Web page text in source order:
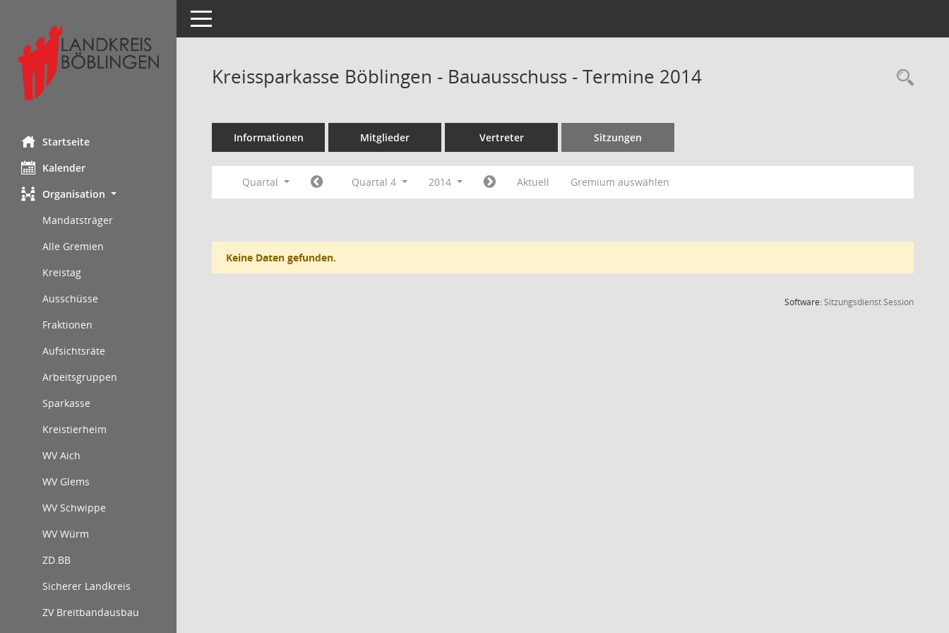
Startseite
Kalender
Organisation
Mandatsträger
Alle Gremien
Kreistag
Ausschüsse
Fraktionen
Aufsichtsräte
Arbeitsgruppen
Sparkasse
Kreistierheim
WV Aich
WV Glems
WV Schwippe
WV Würm
ZD.BB
Sicherer Landkreis
ZV Breitbandausbau
Toggle navigation
Kreissparkasse Böblingen - Bauausschuss - Termine 2014
Informationen Mitglieder Vertreter Sitzungen
Quartal Quartal 4 2014 Aktuell Gremium auswählen
Keine Daten gefunden.
Software:SitzungsdienstSession(Wird in